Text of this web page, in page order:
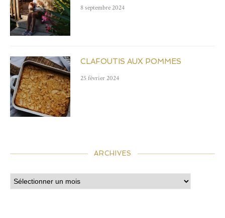
8 septembre 2024
CLAFOUTIS AUX POMMES
25 février 2024
ARCHIVES